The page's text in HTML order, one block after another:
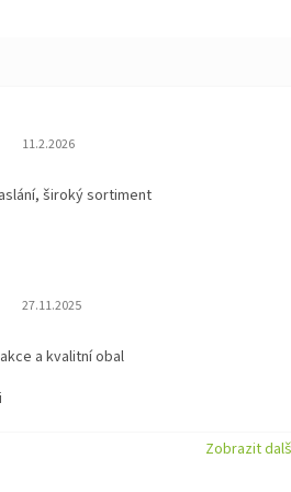
Hodnocení obchodu je 5 z 5 hvězdiček.
11.2.2026
široký sortiment
Hodnocení obchodu je 5 z 5 hvězdiček.
27.11.2025
a kvalitní obal
Zobrazit